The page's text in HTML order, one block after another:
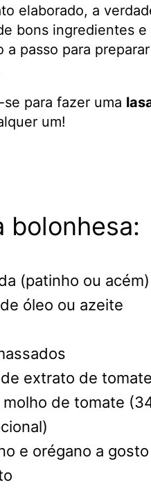
elaborado, a
bons ingredientes e
a passo para
para fazer uma
um!
bolonhesa:
(patinho ou acém)
óleo ou azeite
extrato de tomate
de tomate
e orégano a gosto